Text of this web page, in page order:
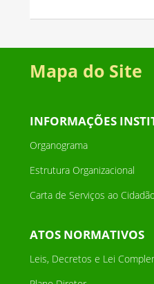
Mapa do Site
INFORMAÇÕES
Organograma
Estrutura Organizacional
Carta de Serviços ao
ATOS NORMATIVOS
Leis, Decretos e Lei